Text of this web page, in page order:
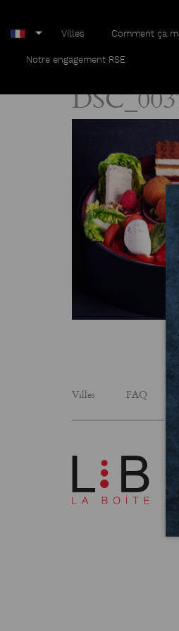
Villes Comment ça
Notre engagement RSEDSC_0037 light
Villes FAQ